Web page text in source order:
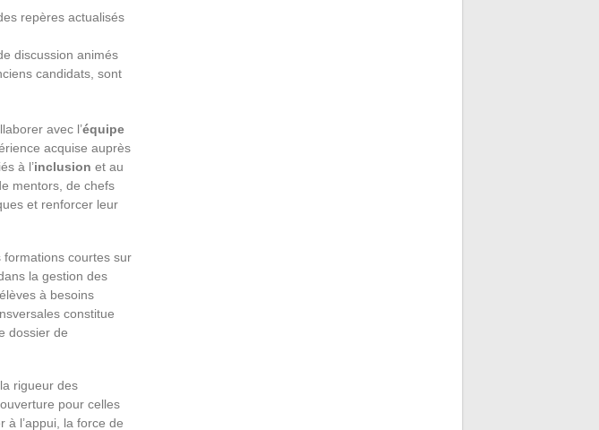
repères actualisés
discussion animés
candidats, sont
avec l’équipe
acquise auprès
à l’inclusion et au
mentors, de chefs
et renforcer leur
formations courtes sur
la gestion des
à besoins
constitue
dossier de
rigueur des
pour celles
à l’appui, la force de